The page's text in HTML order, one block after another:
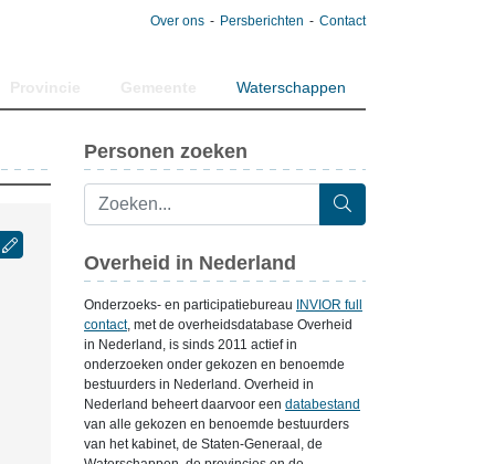
Over ons Persberichten Contact
Waterschappen
Personen zoeken
Overheid in Nederland
Onderzoeks- en participatiebureau
INVIOR full
contact, met de overheidsdatabase Overheid
in Nederland, is sinds 2011 actief in
onderzoeken onder gekozen en benoemde
bestuurders in Nederland. Overheid in
Nederland beheert daarvoor een databestand
van alle gekozen en benoemde bestuurders
van het kabinet, de Staten-Generaal, de